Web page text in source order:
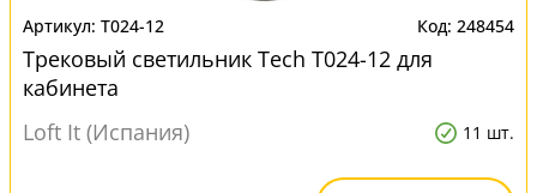
T024-12 248454
Трековый светильник Tech T024-12 для
кабинета
Loft It (Испания)
11 шт.